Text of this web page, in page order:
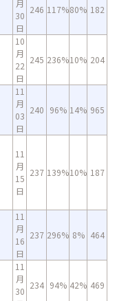
月
30
日
246 117%80% 182
10
月
22
日
245 236%10% 204
11
月
03
日
240 96% 14% 965
11
月
15
日
237 139%10% 187
11
月
16
日
237 296% 8% 464
11
月
30
234 94% 42% 469